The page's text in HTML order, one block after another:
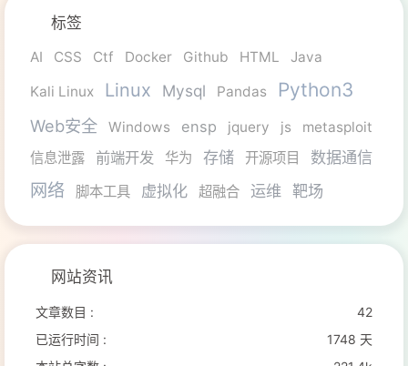
标签
AI CSS Ctf Docker Github HTML
Java
Kali Linux
Linux Mysql Pandas Python3
Web安全 Windows ensp jquery js
metasploit
信息泄露
前端开发 华为 存储 开源项目 数据通信
网络 脚本工具 虚拟化 超融合 运维 靶场
网站资讯
文章数目 :
42
已运行时间 :
1748 天